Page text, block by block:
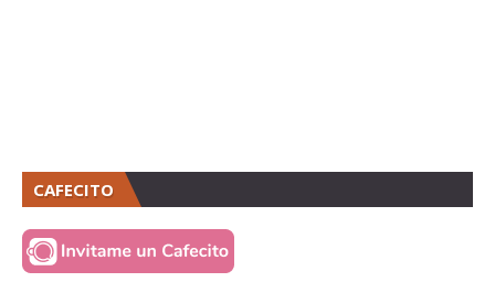
CAFECITO